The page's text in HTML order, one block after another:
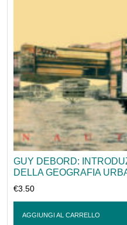
GUY DEBORD:
DELLA GEOGRAFIA
€3.50
AGGIUNGI AL CARRELLO